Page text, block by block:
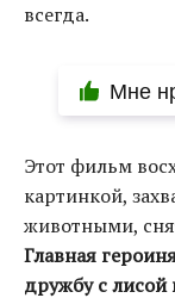
Мне
Этот фильм
картинкой,
животными,
Главная
дружбу с